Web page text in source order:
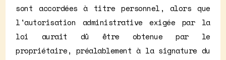
sont accordées à titre personnel, alors que
l'autorisation administrative exigée par la
loi aurait dû être obtenue par le
propriétaire, préalablement à la signature du